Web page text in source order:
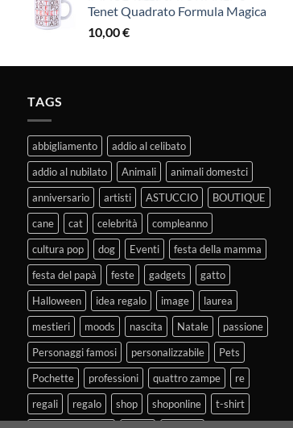
Tenet Quadrato Formula Magica
10,00€
TAGS
abbigliamento
addio al celibato
addio al nubilato
Animali
animali domestci
anniversario
artisti ASTUCCIO
BOUTIQUE
cane
cat celebrità
compleanno
cultura pop
dog Eventi
festa della mamma
festa del papà
feste gadgets
gatto
Halloween
idea regalo image
laurea
mestieri
moods nascita Natale
passione
Personaggi famosi
personalizzabile
Pets
Pochette
professioni quattro zampe
re
regali
regalo shop shoponline
t-shirt